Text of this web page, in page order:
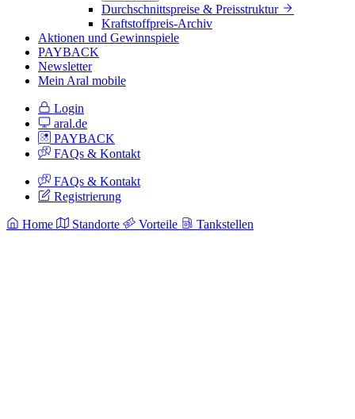
Durchschnittspreise & Preisstruktur
Kraftstoffpreis-Archiv
Aktionen und Gewinnspiele
PAYBACK
Newsletter
Mein Aral mobile
Login
aral.de
PAYBACK
FAQs & Kontakt
FAQs & Kontakt
Registrierung
Home Standorte Vorteile Tankstellen